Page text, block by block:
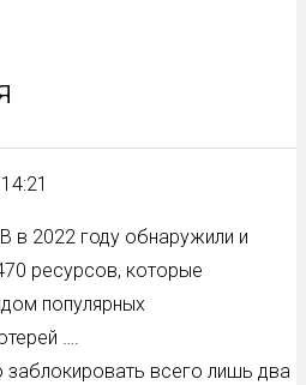
в 2022 году обнаружили и
ресурсов, которые
популярных
….
заблокировать всего лишь два